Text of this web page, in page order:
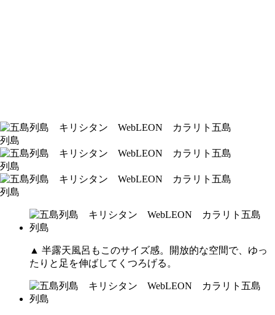
▲ 半露天風呂もこのサイズ感。開放的な空間で、ゆっ
たりと足を伸ばしてくつろげる。